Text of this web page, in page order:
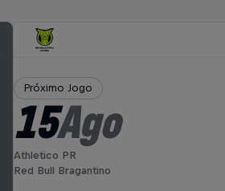
Próximo Jogo
15Ago
Athletico PR
Red Bull Bragantino